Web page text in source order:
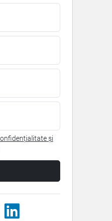
și